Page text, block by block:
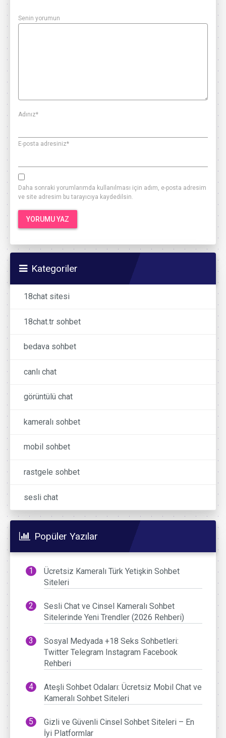
Senin yorumun
Adınız*
E-posta adresiniz*
Daha sonraki yorumlarımda kullanılması için adım, e-posta adresim
ve site adresim bu tarayıcıya kaydedilsin.
Kategoriler
18chat sitesi
18chat.tr sohbet
bedava sohbet
canlı chat
görüntülü chat
kameralı sohbet
mobil sohbet
rastgele sohbet
sesli chat
Popüler Yazılar
Ücretsiz Kameralı Türk Yetişkin Sohbet
Siteleri
Sesli Chat ve Cinsel Kameralı Sohbet
Sitelerinde Yeni Trendler (2026 Rehberi)
Sosyal Medyada +18 Seks Sohbetleri:
Twitter Telegram Instagram Facebook
Rehberi
Ateşli Sohbet Odaları: Ücretsiz Mobil Chat ve
Kameralı Sohbet Siteleri
Gizli ve Güvenli Cinsel Sohbet Siteleri – En
İyi Platformlar